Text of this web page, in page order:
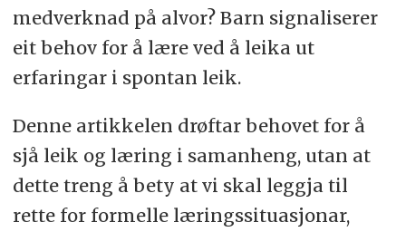
medverknad på alvor? Barn signaliserer
eit behov for å lære ved å leika ut
erfaringar i spontan leik.
Denne artikkelen drøftar behovet for å
sjå leik og læring i samanheng, utan at
dette treng å bety at vi skal leggja til
rette for formelle læringssituasjonar,